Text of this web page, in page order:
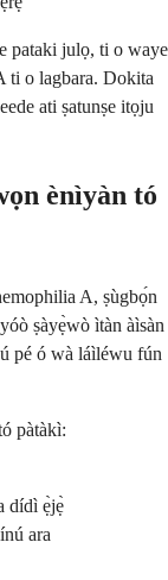
pataki julọ, ti o waye
ti o lagbara. Dokita
ati ṣatunṣe itọju
ènìyàn tó
A, ṣùgbọ́n
ṣàyẹ̀wò ìtàn àìsàn
pé ó wà láìléwu fún
pàtàkì:
dídì ẹ̀jẹ̀
ara